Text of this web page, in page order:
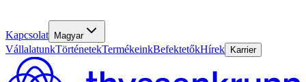
Kapcsolat Magyar
VállalatunkTörténetekTermékeinkBefektetőkHírek Karrier